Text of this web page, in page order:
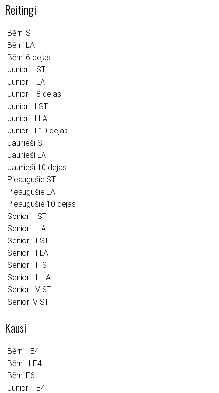
Reitingi
Bērni ST
Bērni LA
Bērni 6 dejas
Juniori I ST
Juniori I LA
Juniori I 8 dejas
Juniori II ST
Juniori II LA
Juniori II 10 dejas
Jaunieši ST
Jaunieši LA
Jaunieši 10 dejas
Pieaugušie ST
Pieaugušie LA
Pieaugušie 10 dejas
Seniori I ST
Seniori I LA
Seniori II ST
Seniori II LA
Seniori III ST
Seniori III LA
Seniori IV ST
Seniori V ST
Kausi
Bērni I E4
Bērni II E4
Bērni E6
Juniori I E4